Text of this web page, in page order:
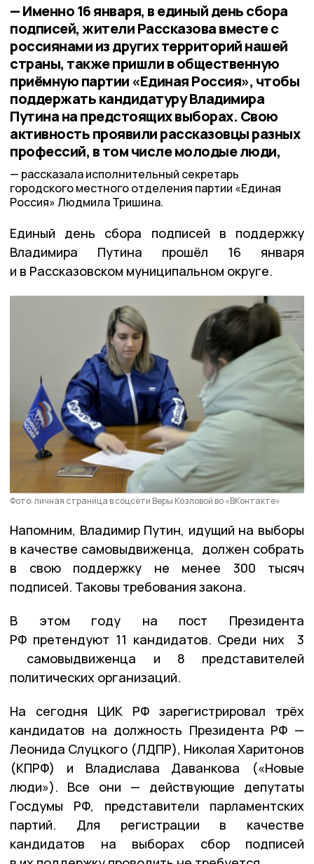
— Именно 16 января, в единый день сбора
подписей, жители Рассказова вместе с
россиянами из других территорий нашей
страны, также пришли в общественную
приёмную партии «Единая Россия», чтобы
поддержать кандидатуру Владимира
Путина на предстоящих выборах. Свою
активность проявили рассказовцы разных
профессий, в том числе молодые люди,
рассказала исполнительный секретарь
городского местного отделения партии «Единая
Россия» Людмила Тришина.
Единый день сбора подписей в поддержку
Владимира Путина прошёл 16 января
и в Рассказовском муниципальном округе.
Фото: личная страница в соцсети Веры Козловой во «ВКонтакте»
Напомним, Владимир Путин, идущий на выборы
в качестве самовыдвиженца, должен собрать
в свою поддержку не менее 300 тысяч
подписей. Таковы требования закона.
В этом году на пост Президента
РФ претендуют 11 кандидатов. Среди них 3
самовыдвиженца и 8 представителей
политических организаций.
На сегодня ЦИК РФ зарегистрировал трёх
кандидатов на должность Президента РФ —
Леонида Слуцкого (ЛДПР), Николая Харитонов
(КПРФ) и Владислава Даванкова («Новые
люди»). Все они — действующие депутаты
Госдумы РФ, представители парламентских
партий. Для регистрации в качестве
кандидатов на выборах сбор подписей